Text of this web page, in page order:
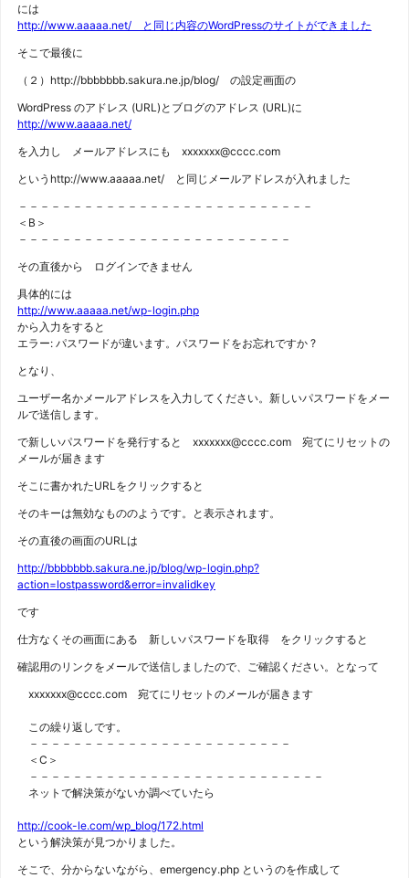
には
http://www.aaaaa.net/ と同じ内容のWordPressのサイトができました
そこで最後に
（２）http://bbbbbbb.sakura.ne.jp/blog/ の設定画面の
WordPress のアドレス (URL)とブログのアドレス (URL)に
http://www.aaaaa.net/
を入力し メールアドレスにも xxxxxxx@cccc.com
というhttp://www.aaaaa.net/ と同じメールアドレスが入れました
－－－－－－－－－－－－－－－－－－－－－－－－－－－
＜B＞
－－－－－－－－－－－－－－－－－－－－－－－－－
その直後から ログインできません
具体的には
http://www.aaaaa.net/wp-login.php
から入力をすると
エラー: パスワードが違います。パスワードをお忘れですか ?
となり、
ユーザー名かメールアドレスを入力してください。新しいパスワードをメー
ルで送信します。
で新しいパスワードを発行すると xxxxxxx@cccc.com 宛てにリセットの
メールが届きます
そこに書かれたURLをクリックすると
そのキーは無効なもののようです。と表示されます。
その直後の画面のURLは
http://bbbbbbb.sakura.ne.jp/blog/wp-login.php?
action=lostpassword&error=invalidkey
です
仕方なくその画面にある 新しいパスワードを取得 をクリックすると
確認用のリンクをメールで送信しましたので、ご確認ください。となって
xxxxxxx@cccc.com 宛てにリセットのメールが届きます
この繰り返しです。
－－－－－－－－－－－－－－－－－－－－－－－－
＜C＞
－－－－－－－－－－－－－－－－－－－－－－－－－－－
ネットで解決策がないか調べていたら
http://cook-le.com/wp_blog/172.html
という解決策が見つかりました。
そこで、分からないながら、emergency.php というのを作成して